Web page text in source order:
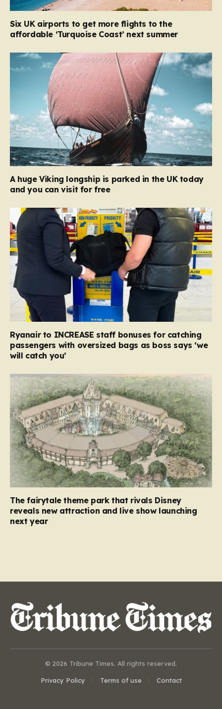
Six UK airports to get more flights to the
affordable ‘Turquoise Coast’ next summer
A huge Viking longship is parked in the UK today
and you can visit for free
Ryanair to INCREASE staff bonuses for catching
passengers with oversized bags as boss says ‘we
will catch you’
The fairytale theme park that rivals Disney
reveals new attraction and live show launching
next year
© 2026 Tribune Times. All rights reserved.
Privacy Policy Terms of use Contact